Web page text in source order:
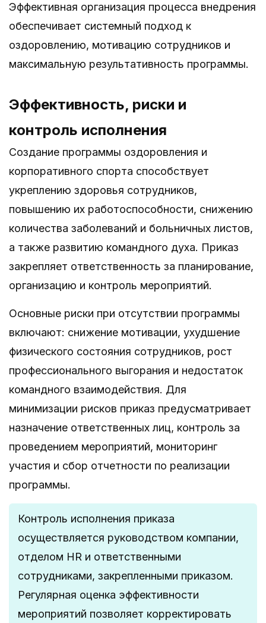
Эффективная организация процесса внедрения
обеспечивает системный подход к
оздоровлению, мотивацию сотрудников и
максимальную результативность программы.
Эффективность, риски и
контроль исполнения
Создание программы оздоровления и
корпоративного спорта способствует
укреплению здоровья сотрудников,
повышению их работоспособности, снижению
количества заболеваний и больничных листов,
а также развитию командного духа. Приказ
закрепляет ответственность за планирование,
организацию и контроль мероприятий.
Основные риски при отсутствии программы
включают: снижение мотивации, ухудшение
физического состояния сотрудников, рост
профессионального выгорания и недостаток
командного взаимодействия. Для
минимизации рисков приказ предусматривает
назначение ответственных лиц, контроль за
проведением мероприятий, мониторинг
участия и сбор отчетности по реализации
программы.
Контроль исполнения приказа
осуществляется руководством компании,
отделом HR и ответственными
сотрудниками, закрепленными приказом.
Регулярная оценка эффективности
мероприятий позволяет корректировать